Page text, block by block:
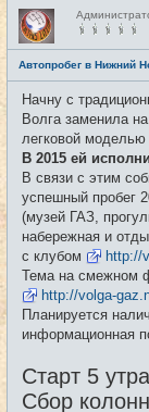
Н
е
в
с
е
т
и
Автопробег в Нижний
Начну с
Волга заменила
легковой моделью
В 2015 ей
В связи с этим
успешный пробег
(музей ГАЗ,
набережная и
с клубом
http://
Тема на смежном
http://volga-
Планируется
информационная
Старт 5
Сбор